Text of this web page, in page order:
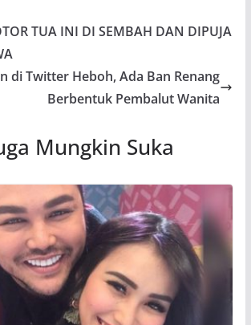
TUA INI DI SEMBAH DAN DIPUJA
di Twitter Heboh, Ada Ban Renang
Berbentuk Pembalut Wanita
Mungkin Suka